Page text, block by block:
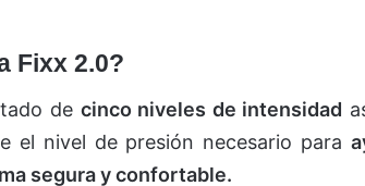
Fixx 2.0?
de cinco niveles de intensidad
el nivel de presión necesario para
segura y confortable.